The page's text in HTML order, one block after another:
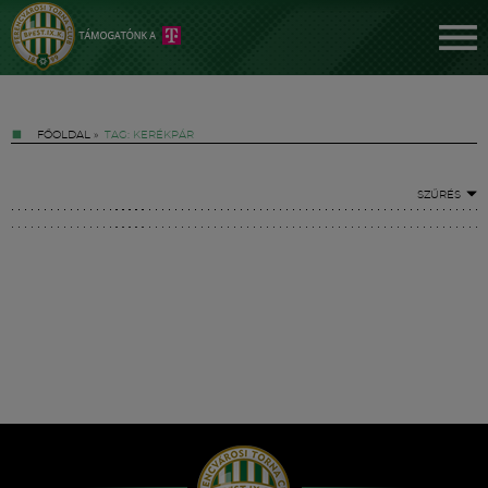
FŐOLDAL » TAG: KERÉKPÁR
SZŰRÉS
Hírek